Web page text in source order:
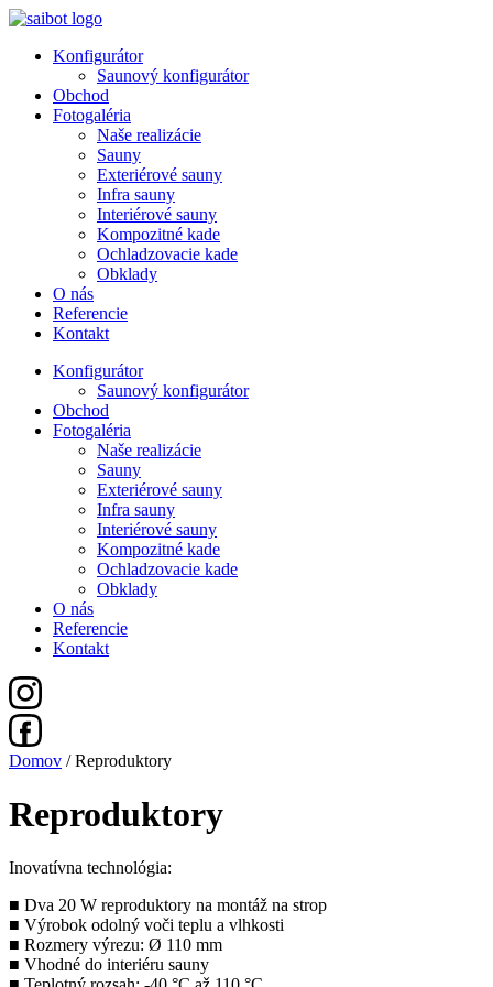
Preskočiť
obsah
Konfigurátor
Saunový konfigurátor
Obchod
Fotogaléria
Naše realizácie
Sauny
Exteriérové sauny
Infra sauny
Interiérové sauny
Kompozitné kade
Ochladzovacie kade
Obklady
O nás
Referencie
Kontakt
Konfigurátor
Saunový konfigurátor
Obchod
Fotogaléria
Naše realizácie
Sauny
Exteriérové sauny
Infra sauny
Interiérové sauny
Kompozitné kade
Ochladzovacie kade
Obklady
O nás
Referencie
Kontakt
Domov / Reproduktory
Reproduktory
Inovatívna technológia:
■ Dva 20 W reproduktory na montáž na strop
■ Výrobok odolný voči teplu a vlhkosti
■ Rozmery výrezu: Ø 110 mm
■ Vhodné do interiéru sauny